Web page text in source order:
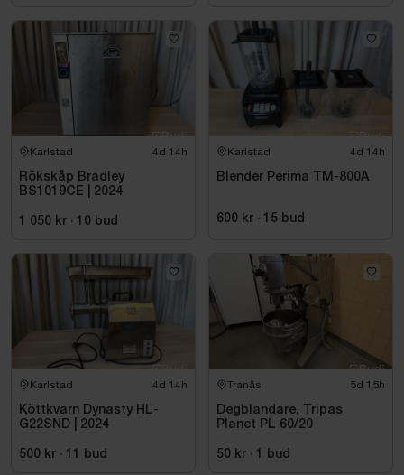
Karlstad 4d 14h
Rökskåp Bradley
BS1019CE | 2024
1 050 kr · 10 bud
Karlstad 4d 14h
Blender Perima TM-800A
600 kr · 15 bud
Karlstad 4d 14h
Köttkvarn Dynasty HL-
G22SND | 2024
500 kr · 11 bud
Tranås 5d 15h
Degblandare, Tripas
Planet PL 60/20
50 kr · 1 bud